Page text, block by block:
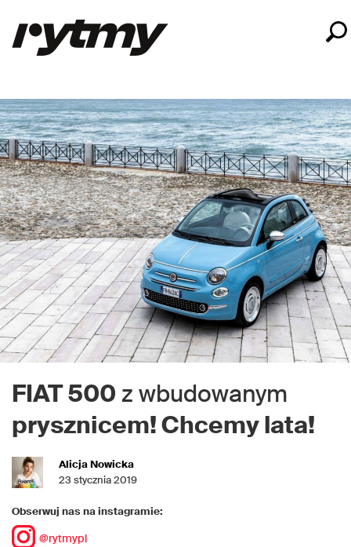
FIAT 500 z wbudowanym
prysznicem! Chcemy lata!
Alicja Nowicka
23 stycznia 2019
Obserwuj nas na instagramie:
@rytmypl